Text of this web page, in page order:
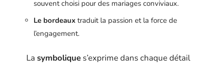
souvent choisi pour des mariages conviviaux.
Le bordeaux traduit la passion et la force de
l’engagement.
La symbolique s’exprime dans chaque détail